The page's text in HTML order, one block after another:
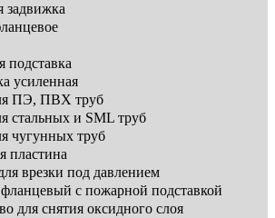
задвижка
подставка
усиленная
ПЭ, ПВХ труб
стальных и SML труб
чугунных труб
пластина
врезки под давлением
с пожарной подставкой
для снятия оксидного слоя